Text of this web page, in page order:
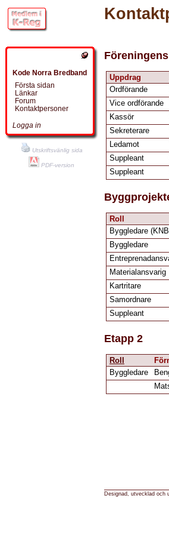
Kode Norra Bredband
Första sidan
Länkar
Forum
Kontaktpersoner
Logga in
Utskriftsvänlig sida
PDF-version
Uppdrag
Ordförande
Vice ordförande
Kassör
Sekreterare
Ledamot
Suppleant
Suppleant
Roll
Byggledare
Byggledare
Materialansvarig
Kartritare
Samordnare
Suppleant
Etapp 2
Roll
Byggledare
Designad, utvecklad och